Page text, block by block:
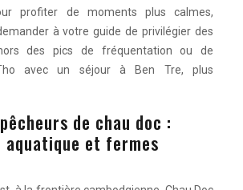
profiter de moments plus calmes,
à votre guide de privilégier des
des pics de fréquentation ou de
avec un séjour à Ben Tre, plus
de chau doc :
aquatique et fermes